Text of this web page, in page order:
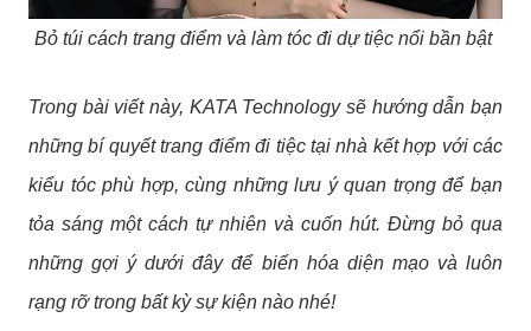
Bỏ túi cách trang điểm và làm tóc đi dự tiệc nổi bần bật
Trong bài viết này, KATA Technology sẽ hướng dẫn bạn
những bí quyết trang điểm đi tiệc tại nhà kết hợp với các
kiểu tóc phù hợp, cùng những lưu ý quan trọng để bạn
tỏa sáng một cách tự nhiên và cuốn hút. Đừng bỏ qua
những gợi ý dưới đây để biến hóa diện mạo và luôn
rạng rỡ trong bất kỳ sự kiện nào nhé!